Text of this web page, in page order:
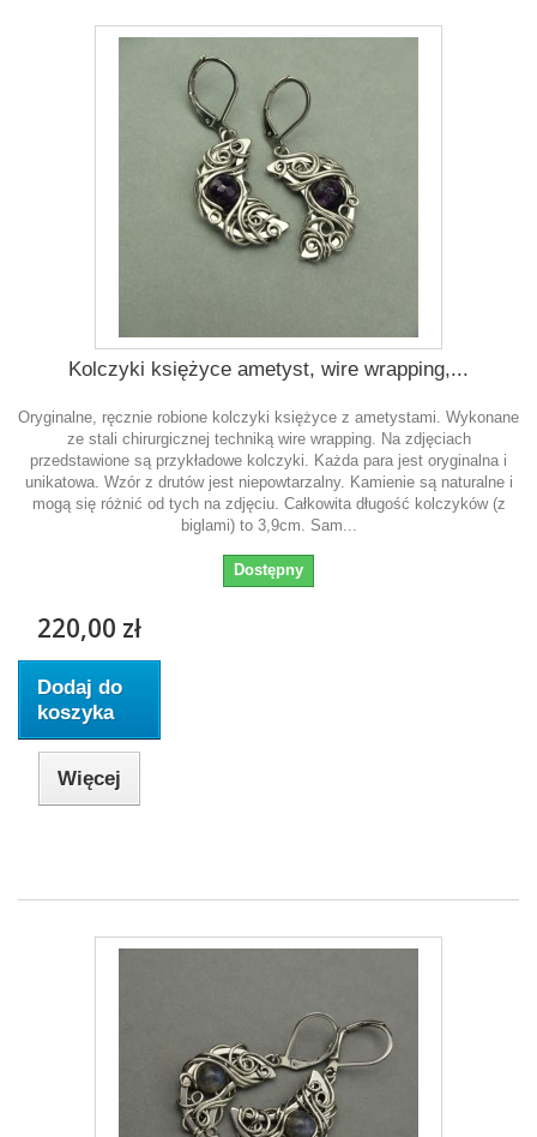
Kolczyki księżyce ametyst, wire wrapping,...
Oryginalne, ręcznie robione kolczyki księżyce z ametystami. Wykonane
ze stali chirurgicznej techniką wire wrapping. Na zdjęciach
przedstawione są przykładowe kolczyki. Każda para jest oryginalna i
unikatowa. Wzór z drutów jest niepowtarzalny. Kamienie są naturalne i
mogą się różnić od tych na zdjęciu. Całkowita długość kolczyków (z
biglami) to 3,9cm. Sam...
Dostępny
220,00 zł
Dodaj do
koszyka
Więcej